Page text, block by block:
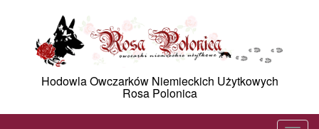
Hodowla Owczarków Niemieckich Użytkowych
Rosa Polonica